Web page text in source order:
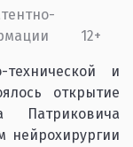
12+
и
открытие
Патриковича
нейрохирургии